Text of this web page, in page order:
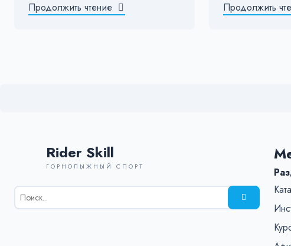
Продолжить чтение
Продолжить
Rider Skill
ГОРНОЛЫЖНЫЙ СПОРТ
Результаты
поиска